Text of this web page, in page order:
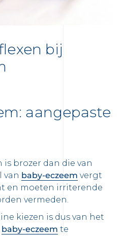
bij
aangepaste
is brozer dan die van
van baby-eczeem vergt
en moeten irriterende
vermeden.
kiezen is dus van het
baby-eczeem te